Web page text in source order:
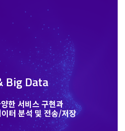
Big Data
한 서비스 구현과
터 분석 및 전송/저장